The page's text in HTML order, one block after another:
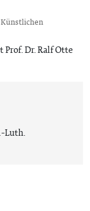
Dr. Ralf Otte
Luth.